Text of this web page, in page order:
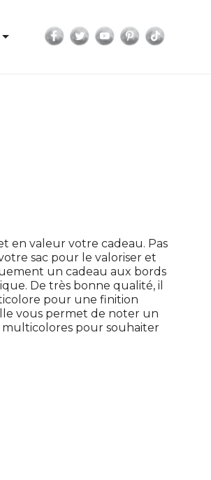
 Facebook
TwitterYouTubePinterest
en valeur votre cadeau. Pas
sac pour le valoriser et
un cadeau aux bords
De très bonne qualité, il
pour une finition
vous permet de noter un
multicolores pour souhaiter